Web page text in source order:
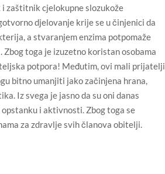
zaštitnik cjelokupne slozukože
djelovanje krije se u činjenici da
a stvaranjem enzima potpomaže
toga je izuzetno koristan osobama
potpora! Međutim, ovi mali prijatelji
bitno umanjiti jako začinjena hrana,
Iz svega je jasno da su oni danas
i aktivnosti. Zbog toga se
za zdravlje svih članova obitelji.